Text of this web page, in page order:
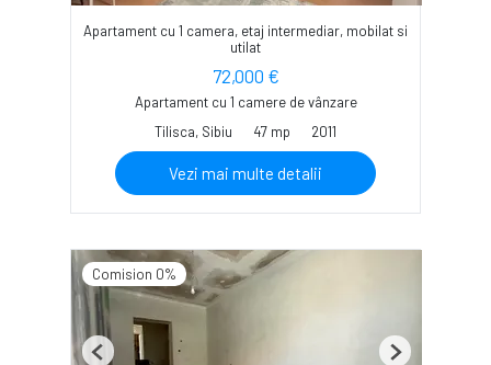
Apartament cu 1 camera, etaj intermediar, mobilat si
utilat
72,000 €
Apartament cu 1 camere de vânzare
Tilisca, Sibiu
47 mp 2011
Vezi mai multe detalii
Comision 0%
Previous Next